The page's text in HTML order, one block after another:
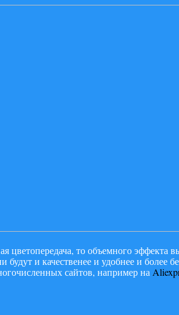
цветопередача, то объемного эффекта
и качественее и удобнее и более
сайтов, например на